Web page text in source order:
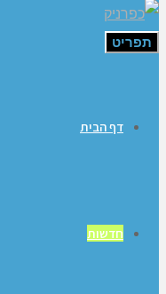
תפריט
דף הבית
חדשות